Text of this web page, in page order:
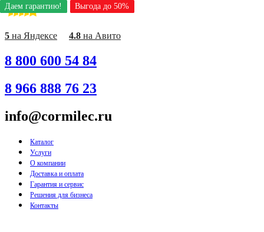
Перейти
к
содержимому
5 на Яндексе 4.8 на Авито
8 800 600 54 84
8 966 888 76 23
info@cormilec.ru
Каталог
Услуги
О компании
Доставка и оплата
Гарантия и сервис
Решения для бизнеса
Контакты
Даем гарантию! Выгода до 50%
Даем гарантию! Выгода до 50%
Даем гарантию! Выгода до 50%
Даем гарантию! Выгода до 50%
Даем гарантию! Выгода до 50%
Даем гарантию! Выгода до 50%
Даем гарантию! Выгода до 50%
Даем гарантию! Выгода до 50%
Даем гарантию! Выгода до 50%